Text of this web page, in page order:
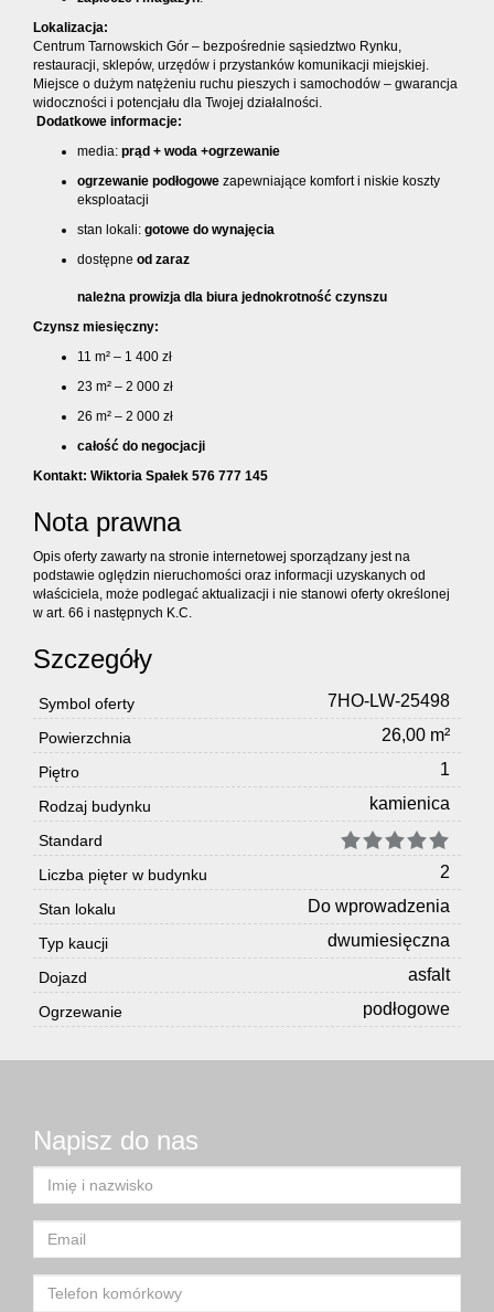
Lokalizacja:
Centrum Tarnowskich Gór – bezpośrednie sąsiedztwo Rynku,
restauracji, sklepów, urzędów i przystanków komunikacji miejskiej.
Miejsce o dużym natężeniu ruchu pieszych i samochodów – gwarancja
widoczności i potencjału dla Twojej działalności.
Dodatkowe informacje:
media: prąd + woda +ogrzewanie
ogrzewanie podłogowe zapewniające komfort i niskie koszty
eksploatacji
stan lokali: gotowe do wynajęcia
dostępne od zaraz
należna prowizja dla biura jednokrotność czynszu
Czynsz miesięczny:
11 m² – 1 400 zł
23 m² – 2 000 zł
26 m² – 2 000 zł
całość do negocjacji
Kontakt: Wiktoria Spałek 576 777 145
Nota prawna
Opis oferty zawarty na stronie internetowej sporządzany jest na
podstawie oględzin nieruchomości oraz informacji uzyskanych od
właściciela, może podlegać aktualizacji i nie stanowi oferty określonej
w art. 66 i następnych K.C.
Szczegóły
Symbol oferty 7HO-LW-25498
Powierzchnia 26,00 m²
Piętro 1
Rodzaj budynku kamienica
Standard
Liczba pięter w budynku
2
Stan lokalu Do wprowadzenia
Typ kaucji dwumiesięczna
Dojazd asfalt
Ogrzewanie podłogowe
Napisz do nas